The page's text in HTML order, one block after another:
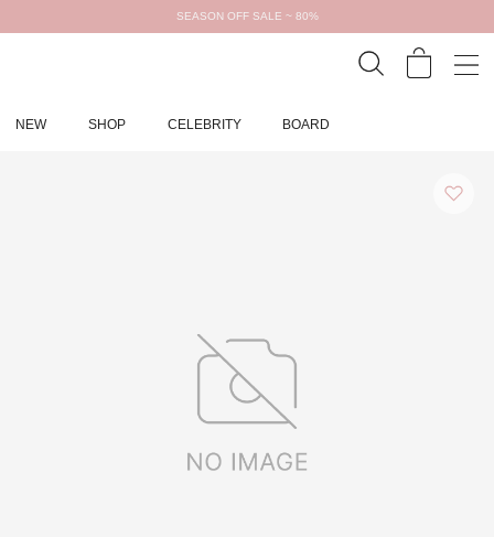
SEASON OFF SALE ~ 80%
NEW SHOP CELEBRITY BOARD